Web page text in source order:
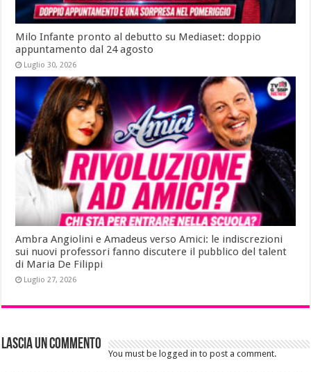
Milo Infante pronto al debutto su Mediaset: doppio
appuntamento dal 24 agosto
Luglio 30, 2026
Ambra Angiolini e Amadeus verso Amici: le indiscrezioni
sui nuovi professori fanno discutere il pubblico del talent
di Maria De Filippi
Luglio 27, 2026
Lascia un commento
You must be logged in to post a comment.